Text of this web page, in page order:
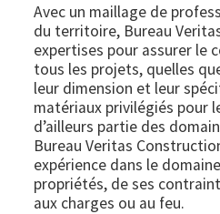
Avec un maillage de
du territoire, Bureau
expertises pour assurer le
tous les projets, quelles
leur dimension et leur
matériaux privilégiés pour
d’ailleurs partie des
Bureau Veritas
expérience dans le
propriétés, de ses
aux charges ou au feu.